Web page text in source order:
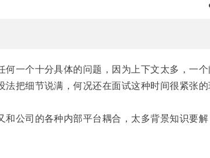
一个十分具体的问题，因为上下文太多，一
把细节说满，何况还在面试这种时间很紧张
公司的各种内部平台耦合，太多背景知识要解